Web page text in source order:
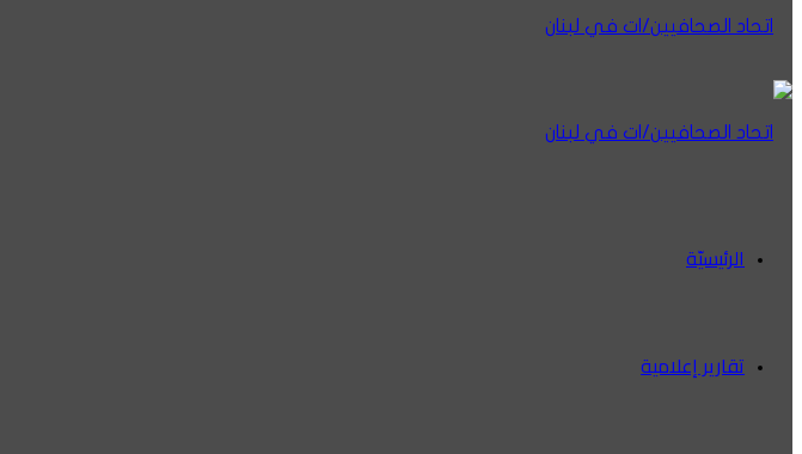
الرئيسيّة
تقارير إعلامية